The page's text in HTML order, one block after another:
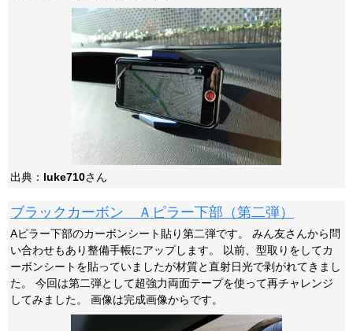
出典： luke710さん
ブラックカーボン Ａピラー下部（第二弾）
Aピラー下部のカーボンシート貼り第二弾です。 みん友さんから問
い合わせもあり整備手帳にアップします。 以前、型取りをしてカ
ーボンシートを貼っていましたが材質と直射日光で剥がれてきまし
た。 今回は第二弾として超強力両面テープを使って再チャレンジ
してみました。 画像は完成画像からです。